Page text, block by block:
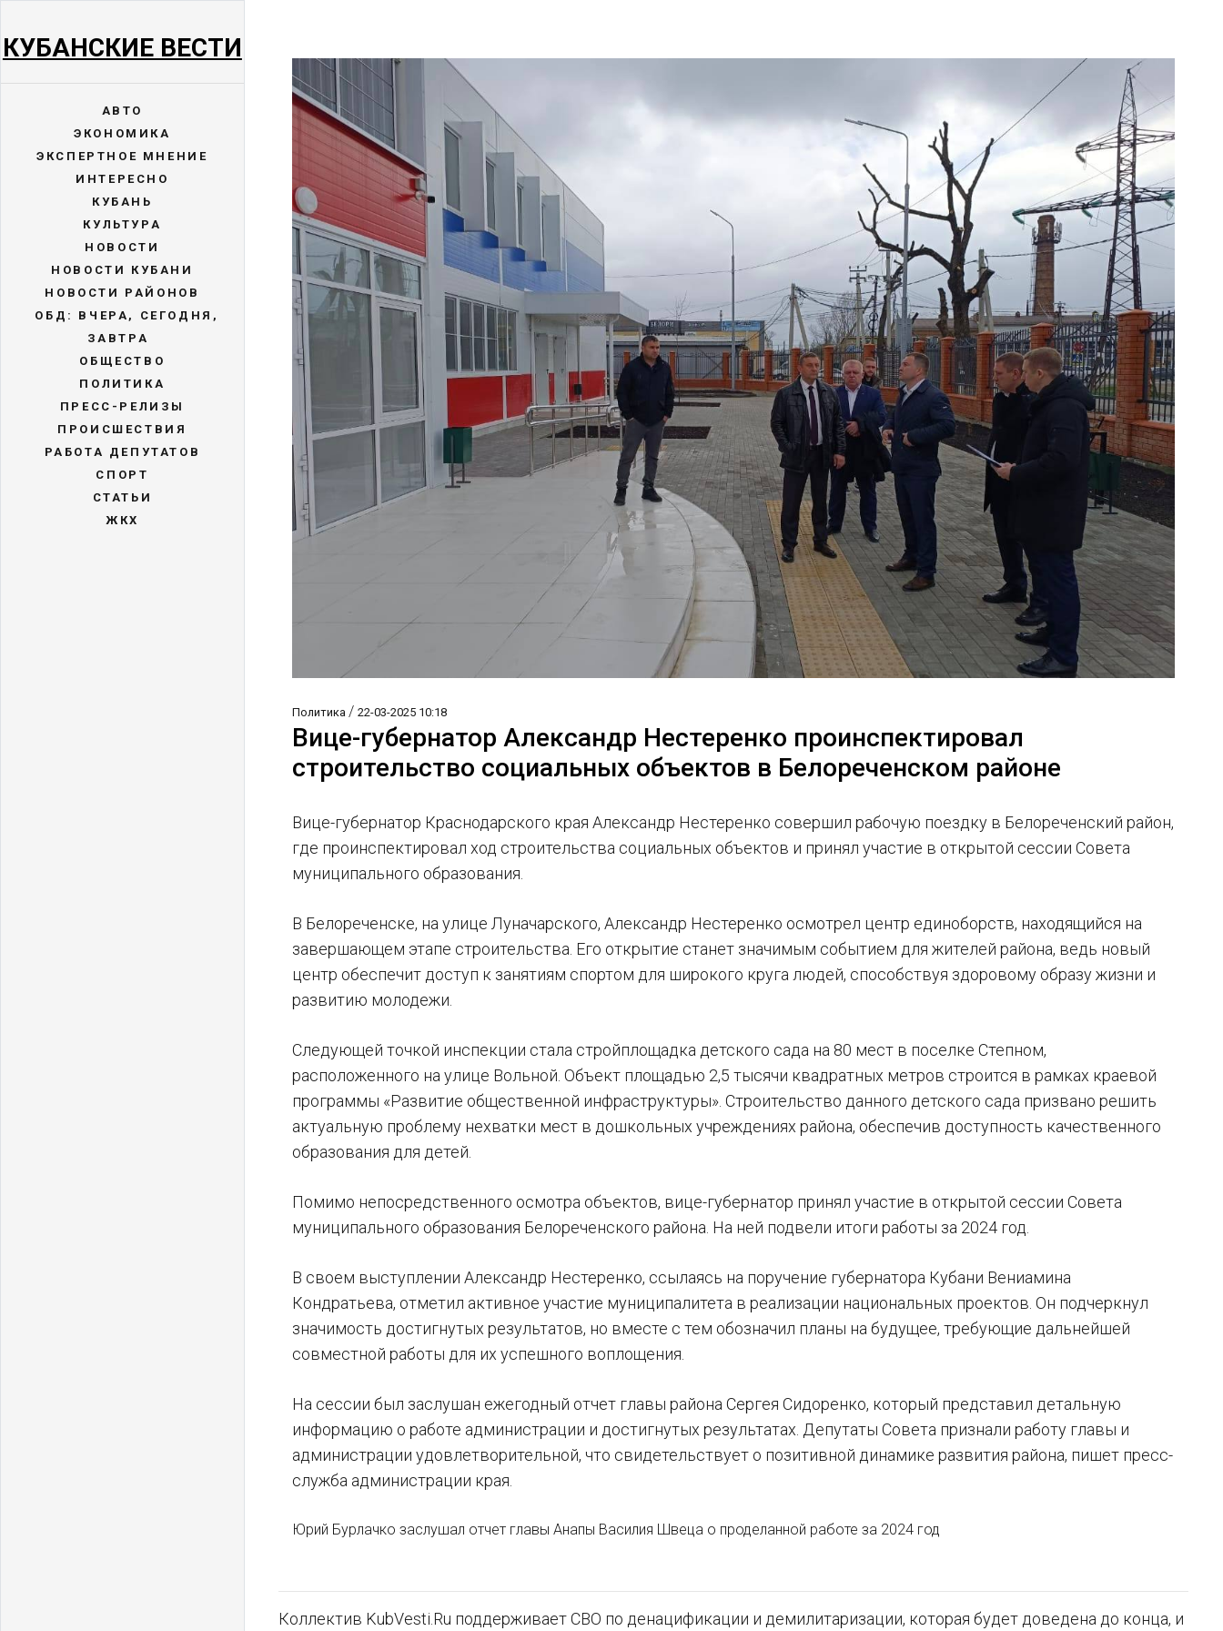
КУБАНСКИЕ ВЕСТИ
АВТО
ЭКОНОМИКА
ЭКСПЕРТНОЕ МНЕНИЕ
ИНТЕРЕСНО
КУБАНЬ
КУЛЬТУРА
НОВОСТИ
НОВОСТИ КУБАНИ
НОВОСТИ РАЙОНОВ
ОБД: ВЧЕРА, СЕГОДНЯ,
ЗАВТРА
ОБЩЕСТВО
ПОЛИТИКА
ПРЕСС-РЕЛИЗЫ
ПРОИСШЕСТВИЯ
РАБОТА ДЕПУТАТОВ
СПОРТ
СТАТЬИ
ЖКХ
Политика /22-03-2025 10:18
Вице-губернатор Александр Нестеренко проинспектировал
строительство социальных объектов в Белореченском районе
Вице-губернатор Краснодарского края Александр Нестеренко совершил рабочую поездку в Белореченский район,
где проинспектировал ход строительства социальных объектов и принял участие в открытой сессии Совета
муниципального образования.
В Белореченске, на улице Луначарского, Александр Нестеренко осмотрел центр единоборств, находящийся на
завершающем этапе строительства. Его открытие станет значимым событием для жителей района, ведь новый
центр обеспечит доступ к занятиям спортом для широкого круга людей, способствуя здоровому образу жизни и
развитию молодежи.
Следующей точкой инспекции стала стройплощадка детского сада на 80 мест в поселке Степном,
расположенного на улице Вольной. Объект площадью 2,5 тысячи квадратных метров строится в рамках краевой
программы «Развитие общественной инфраструктуры». Строительство данного детского сада призвано решить
актуальную проблему нехватки мест в дошкольных учреждениях района, обеспечив доступность качественного
образования для детей.
Помимо непосредственного осмотра объектов, вице-губернатор принял участие в открытой сессии Совета
муниципального образования Белореченского района. На ней подвели итоги работы за 2024 год.
В своем выступлении Александр Нестеренко, ссылаясь на поручение губернатора Кубани Вениамина
Кондратьева, отметил активное участие муниципалитета в реализации национальных проектов. Он подчеркнул
значимость достигнутых результатов, но вместе с тем обозначил планы на будущее, требующие дальнейшей
совместной работы для их успешного воплощения.
На сессии был заслушан ежегодный отчет главы района Сергея Сидоренко, который представил детальную
информацию о работе администрации и достигнутых результатах. Депутаты Совета признали работу главы и
администрации удовлетворительной, что свидетельствует о позитивной динамике развития района, пишет пресс-
служба администрации края.
Юрий Бурлачко заслушал отчет главы Анапы Василия Швеца о проделанной работе за 2024 год
Коллектив KubVesti.Ru поддерживает СВО по денацификации и демилитаризации, которая будет доведена до конца, и